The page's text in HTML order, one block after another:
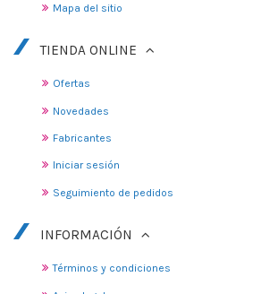
Mapa del sitio
TIENDA ONLINE
Ofertas
Novedades
Fabricantes
Iniciar sesión
Seguimiento de pedidos
INFORMACIÓN
Términos y condiciones